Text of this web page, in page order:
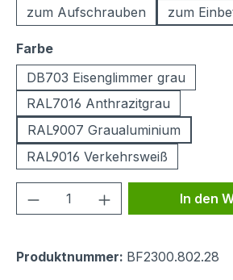
zum Aufschrauben
zum
Farbeauswählen
DB703 Eisenglimmer grau
RAL7016 Anthrazitgrau
RAL9007 Graualuminium
RAL9016 Verkehrsweiß
Produkt Anzahl: GibIn den
Produktnummer: BF2300.802.28